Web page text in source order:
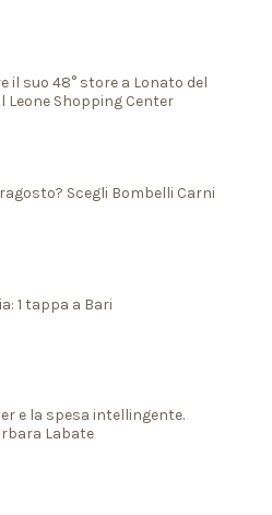
il suo 48° store a Lonato del
Leone Shopping Center
Scegli Bombelli Carni
1 tappa a Bari
e la spesa intellingente.
Labate